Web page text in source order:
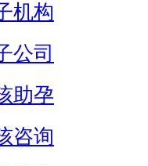
机构
公司
助孕
咨询